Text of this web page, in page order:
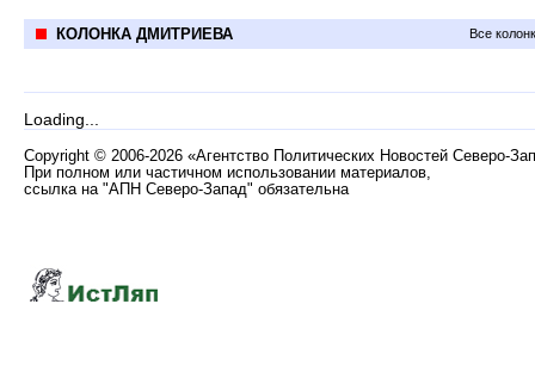
КОЛОНКА ДМИТРИЕВА Все
Loading...
Copyright © 2006-2026 «Агентство Политических Новостей Северо-
При полном или частичном использовании материалов,
ссылка на "АПН Северо-Запад" обязательна